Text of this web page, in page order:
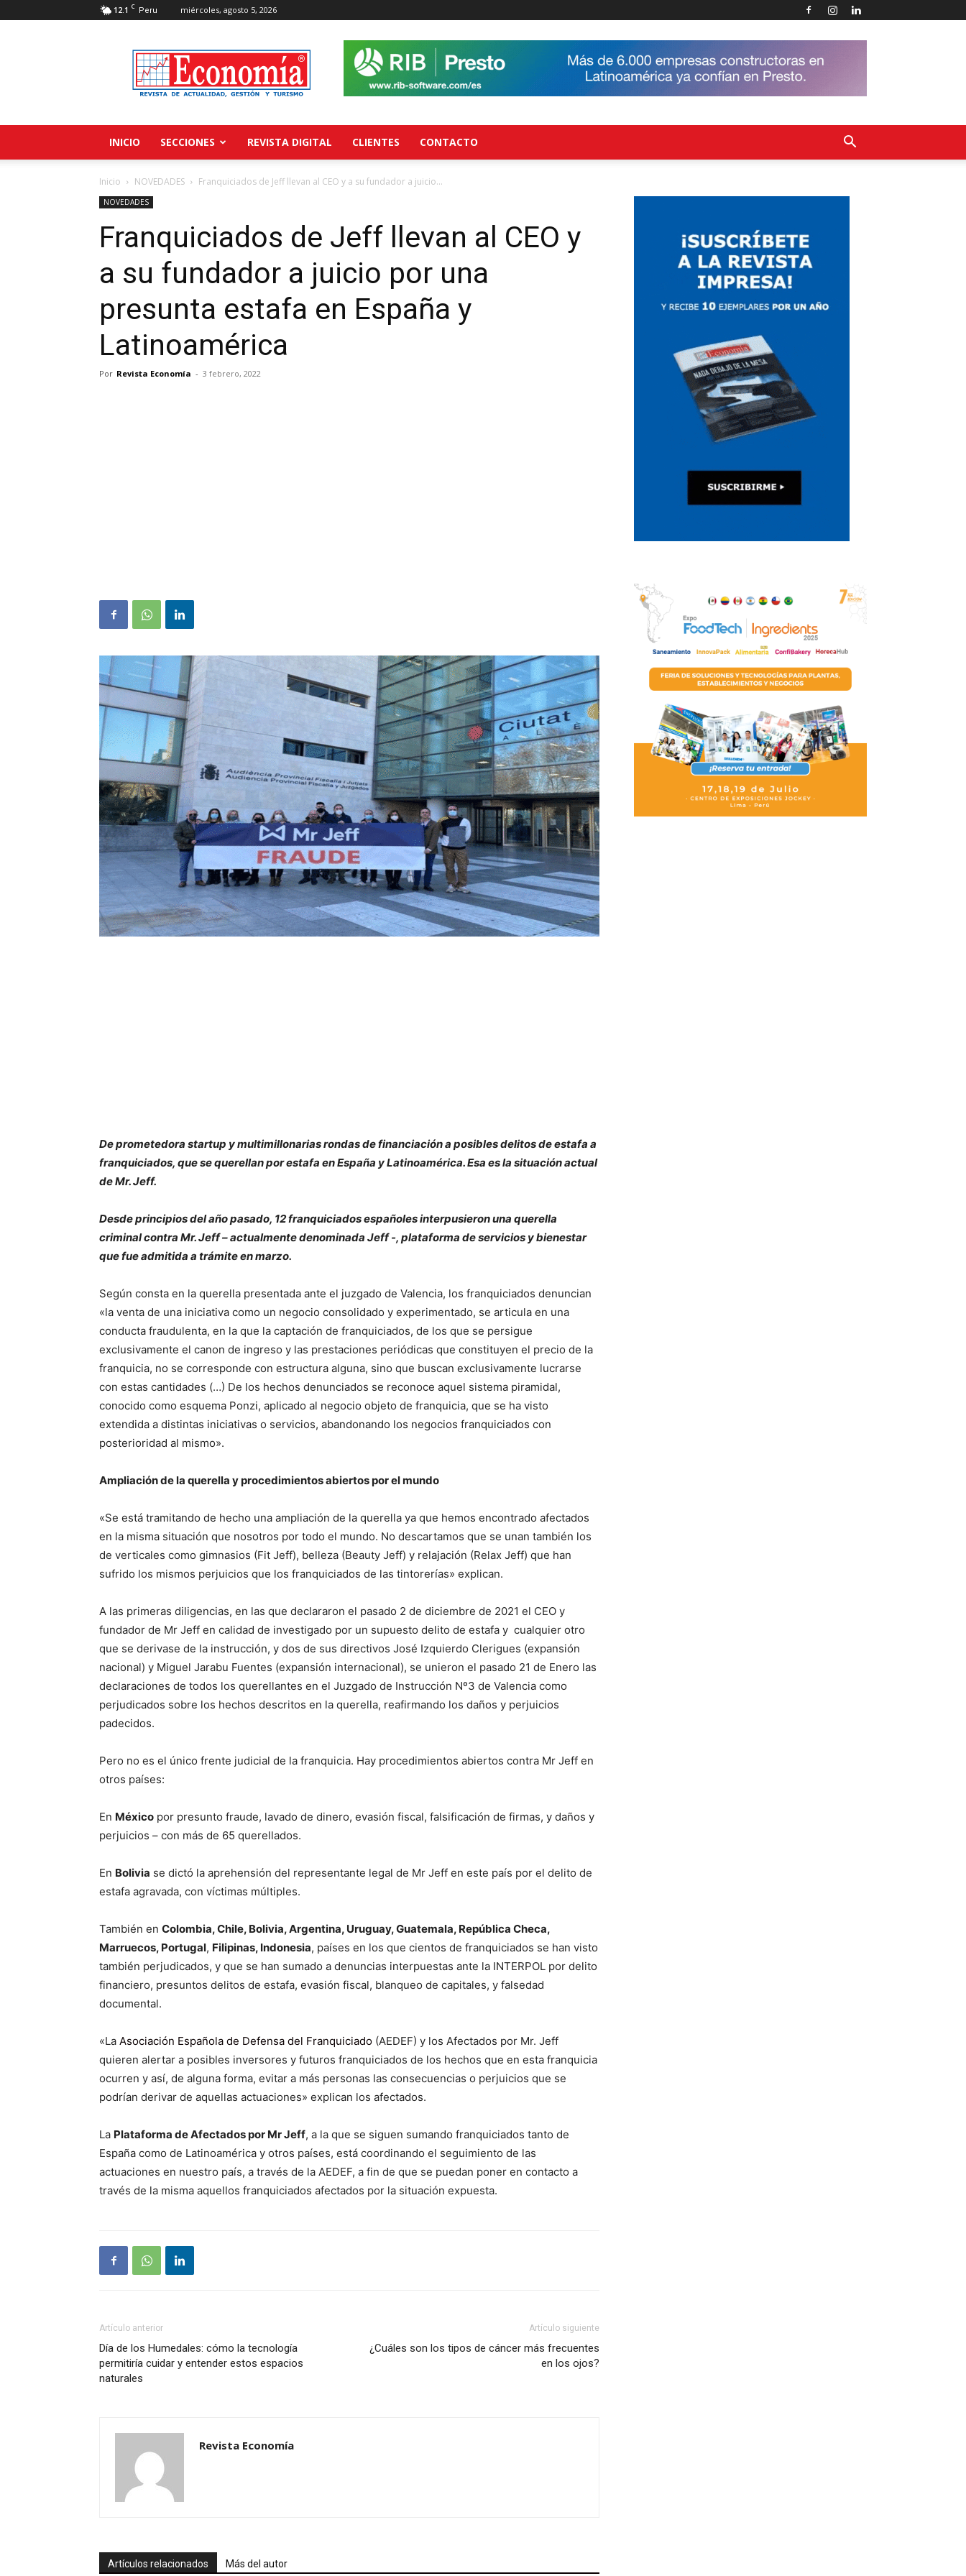
12.1 C Peru miércoles, agosto 5, 2026
Revista
Economía
INICIO SECCIONES REVISTA DIGITAL CLIENTES CONTACTO
Inicio NOVEDADES Franquiciados de Jeff llevan al CEO y a su fundador a juicio...
NOVEDADES
Franquiciados de Jeff llevan al CEO y
a su fundador a juicio por una
presunta estafa en España y
Latinoamérica
Por Revista Economía - 3 febrero, 2022
De prometedora startup y multimillonarias rondas de financiación a posibles delitos de estafa a
franquiciados, que se querellan por estafa en España y Latinoamérica. Esa es la situación actual
de Mr. Jeff.
Desde principios del año pasado, 12 franquiciados españoles interpusieron una querella
criminal contra Mr. Jeff – actualmente denominada Jeff -, plataforma de servicios y bienestar
que fue admitida a trámite en marzo.
Según consta en la querella presentada ante el juzgado de Valencia, los franquiciados denuncian
«la venta de una iniciativa como un negocio consolidado y experimentado, se articula en una
conducta fraudulenta, en la que la captación de franquiciados, de los que se persigue
exclusivamente el canon de ingreso y las prestaciones periódicas que constituyen el precio de la
franquicia, no se corresponde con estructura alguna, sino que buscan exclusivamente lucrarse
con estas cantidades (…) De los hechos denunciados se reconoce aquel sistema piramidal,
conocido como esquema Ponzi, aplicado al negocio objeto de franquicia, que se ha visto
extendida a distintas iniciativas o servicios, abandonando los negocios franquiciados con
posterioridad al mismo».
Ampliación de la querella y procedimientos abiertos por el mundo
«Se está tramitando de hecho una ampliación de la querella ya que hemos encontrado afectados
en la misma situación que nosotros por todo el mundo. No descartamos que se unan también los
de verticales como gimnasios (Fit Jeff), belleza (Beauty Jeff) y relajación (Relax Jeff) que han
sufrido los mismos perjuicios que los franquiciados de las tintorerías» explican.
A las primeras diligencias, en las que declararon el pasado 2 de diciembre de 2021 el CEO y
fundador de Mr Jeff en calidad de investigado por un supuesto delito de estafa y cualquier otro
que se derivase de la instrucción, y dos de sus directivos José Izquierdo Clerigues (expansión
nacional) y Miguel Jarabu Fuentes (expansión internacional), se unieron el pasado 21 de Enero las
declaraciones de todos los querellantes en el Juzgado de Instrucción Nº3 de Valencia como
perjudicados sobre los hechos descritos en la querella, reafirmando los daños y perjuicios
padecidos.
Pero no es el único frente judicial de la franquicia. Hay procedimientos abiertos contra Mr Jeff en
otros países:
En México por presunto fraude, lavado de dinero, evasión fiscal, falsificación de firmas, y daños y
perjuicios – con más de 65 querellados.
En Bolivia se dictó la aprehensión del representante legal de Mr Jeff en este país por el delito de
estafa agravada, con víctimas múltiples.
También en Colombia, Chile, Bolivia, Argentina, Uruguay, Guatemala, República Checa,
Marruecos, Portugal, Filipinas, Indonesia, países en los que cientos de franquiciados se han visto
también perjudicados, y que se han sumado a denuncias interpuestas ante la INTERPOL por delito
financiero, presuntos delitos de estafa, evasión fiscal, blanqueo de capitales, y falsedad
documental.
«La Asociación Española de Defensa del Franquiciado (AEDEF) y los Afectados por Mr. Jeff
quieren alertar a posibles inversores y futuros franquiciados de los hechos que en esta franquicia
ocurren y así, de alguna forma, evitar a más personas las consecuencias o perjuicios que se
podrían derivar de aquellas actuaciones» explican los afectados.
La Plataforma de Afectados por Mr Jeff, a la que se siguen sumando franquiciados tanto de
España como de Latinoamérica y otros países, está coordinando el seguimiento de las
actuaciones en nuestro país, a través de la AEDEF, a fin de que se puedan poner en contacto a
través de la misma aquellos franquiciados afectados por la situación expuesta.
Artículo anterior
Día de los Humedales: cómo la tecnología
permitiría cuidar y entender estos espacios
naturales
Artículo siguiente
¿Cuáles son los tipos de cáncer más frecuentes
en los ojos?
Revista Economía
Artículos relacionados Más del autor